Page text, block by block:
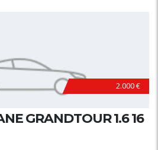
2.000 €
GRANDTOUR 1.6 16